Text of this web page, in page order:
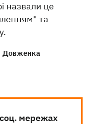
назвали це
та
Довженка
мережах